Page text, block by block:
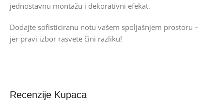
jednostavnu montažu i dekorativni efekat.
Dodajte sofisticiranu notu vašem spoljašnjem prostoru –
jer pravi izbor rasvete čini razliku!
Recenzije Kupaca